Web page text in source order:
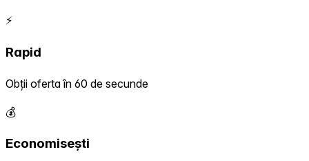
⚡
Rapid
Obții oferta în 60 de secunde
💰
Economisești